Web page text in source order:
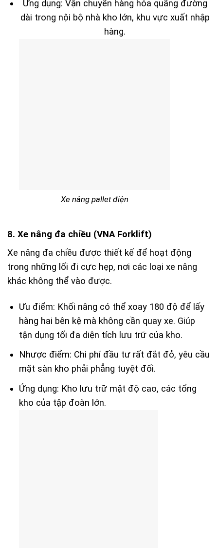
Ứng dụng: Vận chuyển hàng hóa quãng đường
dài trong nội bộ nhà kho lớn, khu vực xuất nhập
hàng.
Xe nâng pallet điện
8. Xe nâng đa chiều (VNA Forklift)
Xe nâng đa chiều được thiết kế để hoạt động
trong những lối đi cực hẹp, nơi các loại xe nâng
khác không thể vào được.
Ưu điểm: Khối nâng có thể xoay 180 độ để lấy
hàng hai bên kệ mà không cần quay xe. Giúp
tận dụng tối đa diện tích lưu trữ của kho.
Nhược điểm: Chi phí đầu tư rất đắt đỏ, yêu cầu
mặt sàn kho phải phẳng tuyệt đối.
Ứng dụng: Kho lưu trữ mật độ cao, các tổng
kho của tập đoàn lớn.